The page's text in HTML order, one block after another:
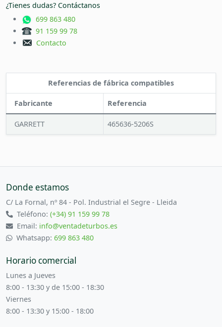
¿Tienes dudas? Contáctanos
699 863 480
91 159 99 78
Contacto
Referencias de fábrica compatibles
Fabricante Referencia
GARRETT 465636-5206S
Donde estamos
C/ La Fornal, nº 84 - Pol. Industrial el Segre - Lleida
Teléfono:(+34) 91 159 99 78
Email: info@ventadeturbos.es
Whatsapp: 699 863 480
Horario comercial
Lunes a Jueves
8:00 - 13:30 y de 15:00 - 18:30
Viernes
8:00 - 13:30 y 15:00 - 18:00